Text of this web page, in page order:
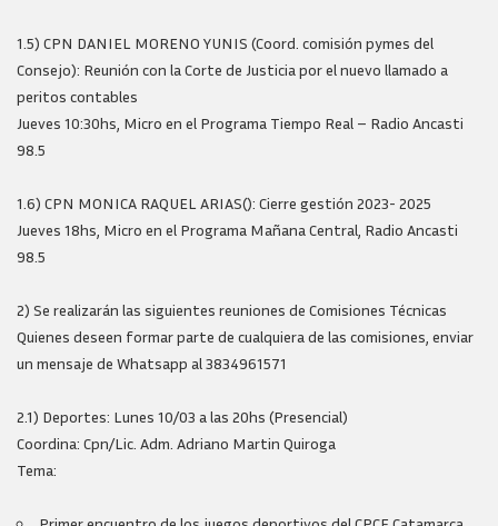
1.5) CPN DANIEL MORENO YUNIS (Coord. comisión pymes del
Consejo): Reunión con la Corte de Justicia por el nuevo llamado a
peritos contables
Jueves 10:30hs, Micro en el Programa Tiempo Real – Radio Ancasti
98.5
1.6) CPN MONICA RAQUEL ARIAS(): Cierre gestión 2023- 2025
Jueves 18hs, Micro en el Programa Mañana Central, Radio Ancasti
98.5
2) Se realizarán las siguientes reuniones de Comisiones Técnicas
Quienes deseen formar parte de cualquiera de las comisiones, enviar
un mensaje de Whatsapp al 3834961571
2.1) Deportes: Lunes 10/03 a las 20hs (Presencial)
Coordina: Cpn/Lic. Adm. Adriano Martin Quiroga
Tema: